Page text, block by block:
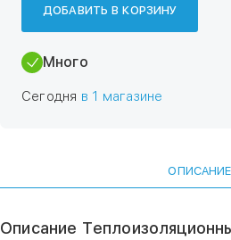
ДОБАВИТЬ В КОРЗИНУ
Много
Сегодня в 1 магазине
ОПИСАНИЕ
Описание